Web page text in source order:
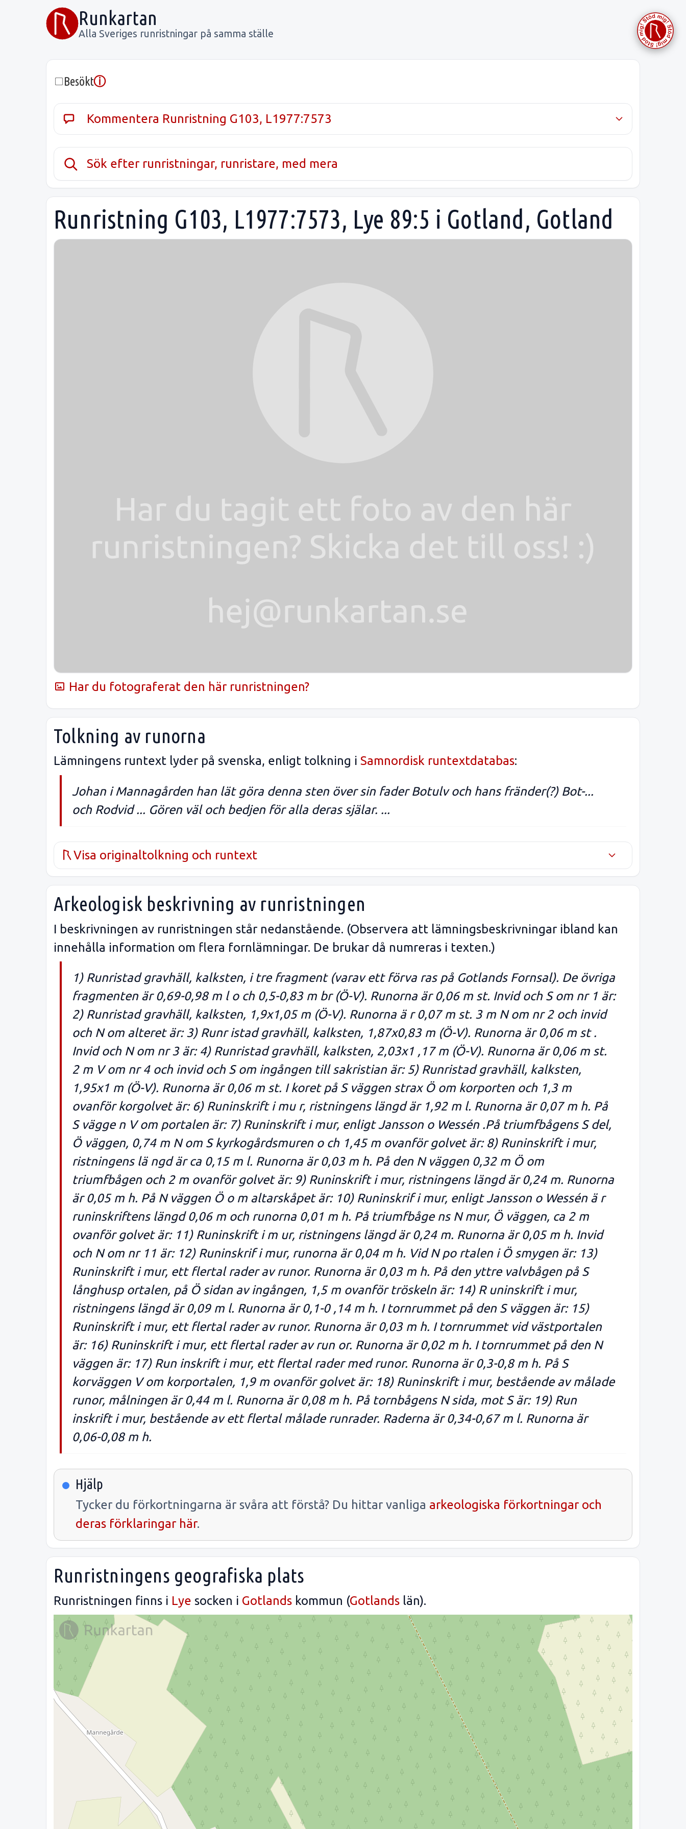
Runkartan
Alla Sveriges runristningar på samma ställe
Besöktⓘ
Kommentera Runristning G103, L1977:7573
Sök efter runristningar, runristare, med mera
Runristning G103, L1977:7573, Lye 89:5 i Gotland, Gotland
Har du fotograferat den här runristningen?
Tolkning av runorna
Lämningens runtext lyder på svenska, enligt tolkning i Samnordisk runtextdatabas:
Johan i Mannagården han lät göra denna sten över sin fader Botulv och hans fränder(?) Bot-...
och Rodvid ... Gören väl och bedjen för alla deras själar. ...
Visa originaltolkning och runtext
Arkeologisk beskrivning av runristningen
I beskrivningen av runristningen står nedanstående. (Observera att lämningsbeskrivningar ibland kan
innehålla information om flera fornlämningar. De brukar då numreras i texten.)
1) Runristad gravhäll, kalksten, i tre fragment (varav ett förva ras på Gotlands Fornsal). De övriga
fragmenten är 0,69-0,98 m l o ch 0,5-0,83 m br (Ö-V). Runorna är 0,06 m st. Invid och S om nr 1 är:
2) Runristad gravhäll, kalksten, 1,9x1,05 m (Ö-V). Runorna ä r 0,07 m st. 3 m N om nr 2 och invid
och N om alteret är: 3) Runr istad gravhäll, kalksten, 1,87x0,83 m (Ö-V). Runorna är 0,06 m st .
Invid och N om nr 3 är: 4) Runristad gravhäll, kalksten, 2,03x1 ,17 m (Ö-V). Runorna är 0,06 m st.
2 m V om nr 4 och invid och S om ingången till sakristian är: 5) Runristad gravhäll, kalksten,
1,95x1 m (Ö-V). Runorna är 0,06 m st. I koret på S väggen strax Ö om korporten och 1,3 m
ovanför korgolvet är: 6) Runinskrift i mu r, ristningens längd är 1,92 m l. Runorna är 0,07 m h. På
S vägge n V om portalen är: 7) Runinskrift i mur, enligt Jansson o Wessén .På triumfbågens S del,
Ö väggen, 0,74 m N om S kyrkogårdsmuren o ch 1,45 m ovanför golvet är: 8) Runinskrift i mur,
ristningens lä ngd är ca 0,15 m l. Runorna är 0,03 m h. På den N väggen 0,32 m Ö om
triumfbågen och 2 m ovanför golvet är: 9) Runinskrift i mur, ristningens längd är 0,24 m. Runorna
är 0,05 m h. På N väggen Ö o m altarskåpet är: 10) Runinskrif i mur, enligt Jansson o Wessén ä r
runinskriftens längd 0,06 m och runorna 0,01 m h. På triumfbåge ns N mur, Ö väggen, ca 2 m
ovanför golvet är: 11) Runinskrift i m ur, ristningens längd är 0,24 m. Runorna är 0,05 m h. Invid
och N om nr 11 är: 12) Runinskrif i mur, runorna är 0,04 m h. Vid N po rtalen i Ö smygen är: 13)
Runinskrift i mur, ett flertal rader av runor. Runorna är 0,03 m h. På den yttre valvbågen på S
långhusp ortalen, på Ö sidan av ingången, 1,5 m ovanför tröskeln är: 14) R uninskrift i mur,
ristningens längd är 0,09 m l. Runorna är 0,1-0 ,14 m h. I tornrummet på den S väggen är: 15)
Runinskrift i mur, ett flertal rader av runor. Runorna är 0,03 m h. I tornrummet vid västportalen
är: 16) Runinskrift i mur, ett flertal rader av run or. Runorna är 0,02 m h. I tornrummet på den N
väggen är: 17) Run inskrift i mur, ett flertal rader med runor. Runorna är 0,3-0,8 m h. På S
korväggen V om korportalen, 1,9 m ovanför golvet är: 18) Runinskrift i mur, bestående av målade
runor, målningen är 0,44 m l. Runorna är 0,08 m h. På tornbågens N sida, mot S är: 19) Run
inskrift i mur, bestående av ett flertal målade runrader. Raderna är 0,34-0,67 m l. Runorna är
0,06-0,08 m h.
Hjälp
Tycker du förkortningarna är svåra att förstå? Du hittar vanliga arkeologiska förkortningar och
deras förklaringar här.
Runristningens geografiska plats
Runristningen finns i Lye socken i Gotlands kommun (Gotlands län).